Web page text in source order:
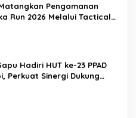
Pengamanan
Run 2026 Melalui Tactical
Hadiri HUT ke-23 PPAD
Perkuat Sinergi Dukung